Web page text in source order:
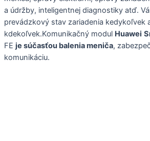
a údržby, inteligentnej diagnostiky atď.
prevádzkový stav zariadenia kedykoľvek
kdekoľvek.Komunikačný modul Huawei
FE je súčasťou balenia meniča,
komunikáciu.